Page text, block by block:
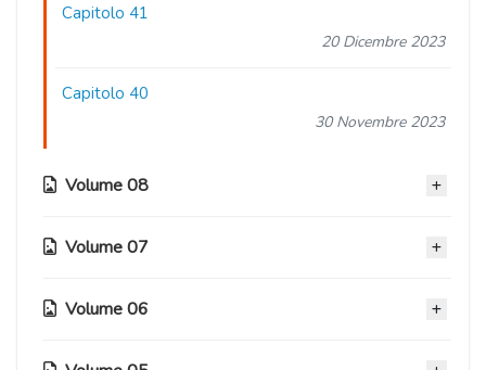
Capitolo 41
20 Dicembre 2023
Capitolo 40
30 Novembre 2023
Volume 08
Capitolo 39
18 Ottobre 2023
Volume 07
Capitolo 33
Volume 06